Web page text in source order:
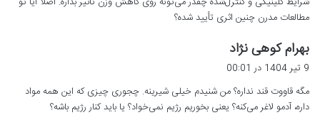
مطالعات مدرن چنین اثری تأیید شده؟
بهرام کوهی نژاد
ف
:
9 تیر 1404 در 00:01
مگه قاووت قند نداره؟ من شنیدم خیلی شیرینه. چجوری چیزی که این همه مواد
داره، آدمو لاغر می‌کنه؟ یعنی بخوریم رژیم نمی‌خواد؟ یا باید کنار رژیم باشه؟